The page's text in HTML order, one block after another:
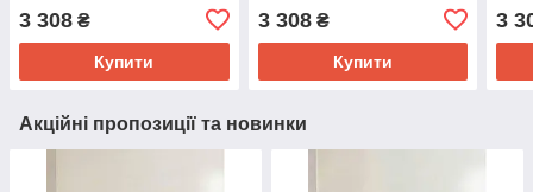
3 308 ₴
Купити
3 308₴
Купити
3
Акційні пропозиції та новинки